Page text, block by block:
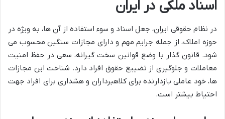
اسناد ملکی در ایران
در نظام حقوقی ایران، جعل اسناد و سوء استفاده از آن ها، به ویژه در
حوزه املاک، از جمله جرایم مهم و دارای مجازات سنگین محسوب می
شود. قانون گذار با وضع قوانین سخت گیرانه، سعی در حفظ امنیت
معاملات و جلوگیری از تضییع حقوق افراد دارد. شناخت این مجازات
ها، خود عاملی بازدارنده برای کلاهبرداران و هشداری برای افراد جهت
احتیاط بیشتر است.